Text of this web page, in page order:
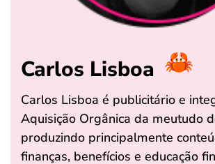
Carlos Lisboa
Carlos Lisboa é publicitário e
Aquisição Orgânica da meutudo
produzindo principalmente
finanças, benefícios e educação